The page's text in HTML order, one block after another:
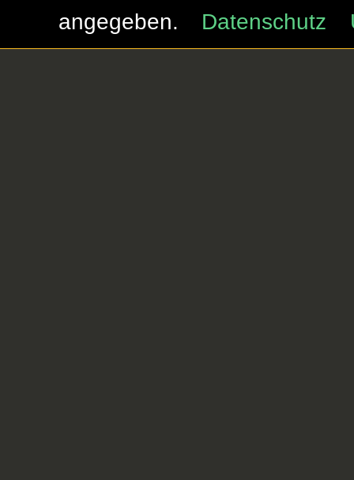
angegeben.
Datenschutz